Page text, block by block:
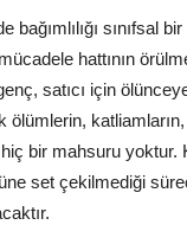
bağımlılığı sınıfsal
hattının
satıcı için
ölümlerin,
hiç bir mahsuru
set çekilmediği